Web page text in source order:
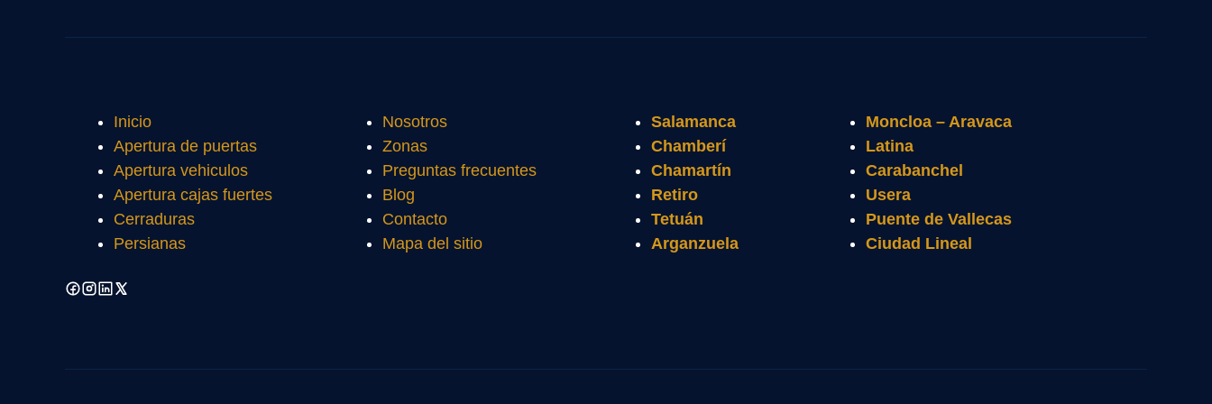
Inicio
Apertura de puertas
Apertura vehiculos
Apertura cajas fuertes
Cerraduras
Persianas
Nosotros
Zonas
Preguntas frecuentes
Blog
Contacto
Mapa del sitio
Salamanca
Chamberí
Chamartín
Retiro
Tetuán
Arganzuela
Moncloa – Aravaca
Latina
Carabanchel
Usera
Puente de Vallecas
Ciudad Lineal